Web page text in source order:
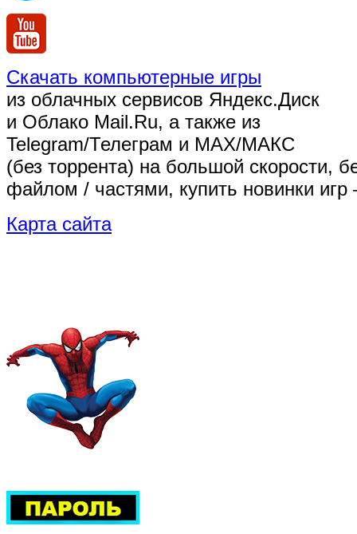
Скачать компьютерные игры
из облачных сервисов Яндекс.Диск
и Облако Mail.Ru, а также из
Telegram/Телеграм и MAX/МАКС
(без торрента) на большой скорости,
файлом / частями, купить новинки
Карта сайта